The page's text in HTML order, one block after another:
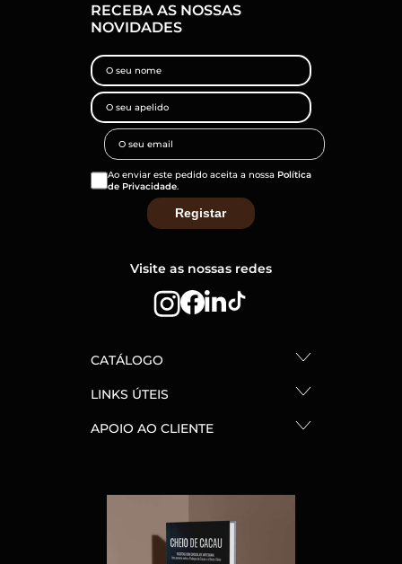
RECEBA AS NOSSAS
NOVIDADES
Ao enviar este pedido aceita a nossa Política
de Privacidade.
Visite as nossas redes
CATÁLOGO
LINKS ÚTEIS
APOIO AO CLIENTE